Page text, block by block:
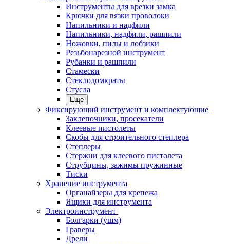
Инструменты для врезки замка
Крючки для вязки проволоки
Напильники и надфили
Напильники, надфили, рашпили
Ножовки, пилы и лобзики
Резьбонарезной инструмент
Рубанки и рашпили
Стамески
Стеклодомкраты
Стусла
Еще
Фиксирующий инструмент и комплектующие
Заклепочники, просекатели
Клеевые пистолеты
Скобы для строительного степлера
Степлеры
Стержни для клеевого пистолета
Струбцины, зажимы пружинные
Тиски
Хранение инструмента
Органайзеры для крепежа
Ящики для инструмента
Электроинструмент
Болгарки (ушм)
Граверы
Дрели